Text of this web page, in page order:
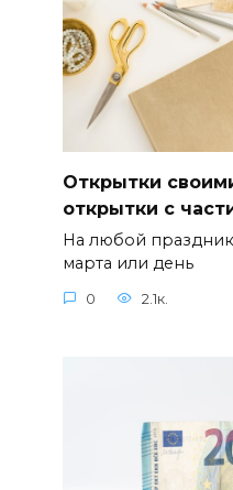
Открытки
открытки с
На любой
марта или день
0 2.1к.